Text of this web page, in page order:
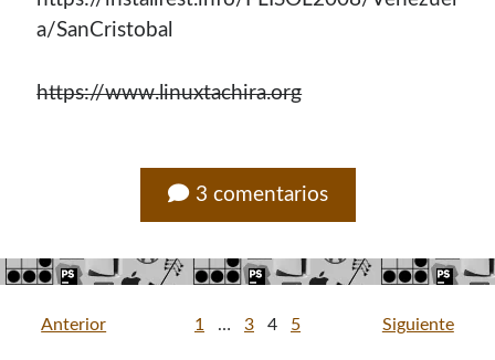
a/SanCristobal
https://www.linuxtachira.org
3 comentarios
Paginación
Anterior 1 … 3 4 5 Siguiente